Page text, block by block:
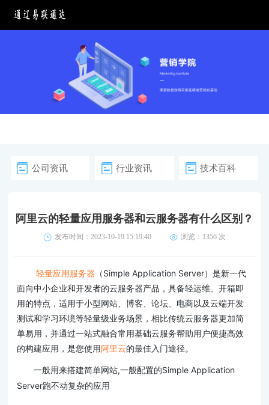
公司资讯 行业资讯 技术百科
阿里云的轻量应用服务器和云服务器有什么区别？
发布时间：2023-10-19 15:19:40 浏览： 1356 次
轻量应用服务器 （Simple Application Server）是新一代
面向中小企业和开发者的云服务器产品，具备轻运维、开箱即
用的特点，适用于小型网站、博客、论坛、电商以及云端开发
测试和学习环境等轻量级业务场景，相比传统云服务器更加简
单易用，并通过一站式融合常用基础云服务帮助用户便捷高效
的构建应用，是您使用阿里云的最佳入门途径。
一般用来搭建简单网站,一般配置的Simple Application
Server跑不动复杂的应用